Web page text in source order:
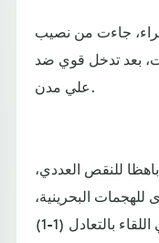
بطاقة حمراء، جاءت من نصيب
بعد تدخل قوي ضد
علي مدن.
للنقص العددي،
البحرينية،